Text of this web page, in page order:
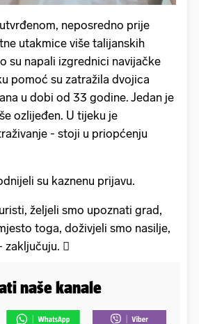
neposredno prije
utakmice više talijanskih
su napali izgrednici navijačke
pomoć su zatražila dvojica
u dobi od 33 godine. Jedan je
ozlijeđen. U tijeku je
- stoji u priopćenju
su kaznenu prijavu.
željeli smo upoznati grad,
toga, doživjeli smo nasilje,
zaključuju. 
naše kanale